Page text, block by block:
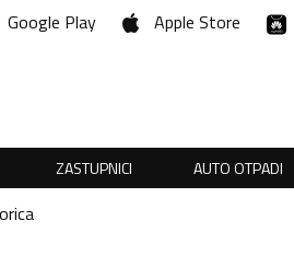
Google Play Apple Store
ZASTUPNICI AUTO OTPADI